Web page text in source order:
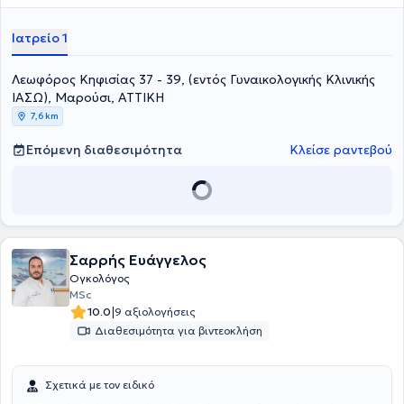
και ειδικότερα στην λαπαροσκοπική – ρομποτική χειρουργική και
στη γυναικολογική ογκολογία, έχοντας εργαστεί στο Ηνωμένο
Πιστοποίημένος στη γυναικολογική ογκολογία από το Βασιλικό
Κολέγιο Μαιευτήρων – Γυναικολόγων (RCOG).
Ιατρείο 1
Λεωφόρος Κηφισίας 37 - 39, (εντός Γυναικολογικής Κλινικής
ΙΑΣΩ), Μαρούσι, ΑΤΤΙΚΗ
7,6 km
Επόμενη διαθεσιμότητα Κλείσε ραντεβού
Σαρρής Ευάγγελος
Ογκολόγος
MSc
10.0|9 αξιολογήσεις
Διαθεσιμότητα για βιντεοκλήση
Σχετικά με τον ειδικό